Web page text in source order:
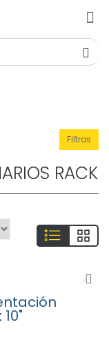
Filtros
RACK